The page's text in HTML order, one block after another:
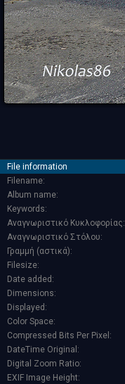
File information
Filename:
Album name:
Keywords:
Αναγνωριστικό Κυκλοφορίας:
Αναγνωριστικό Στόλου:
Γραμμή (αστικά):
Filesize:
Date added:
Dimensions:
Displayed:
Color Space:
Compressed Bits Per Pixel:
DateTime Original:
Digital Zoom Ratio:
EXIF Image Height: